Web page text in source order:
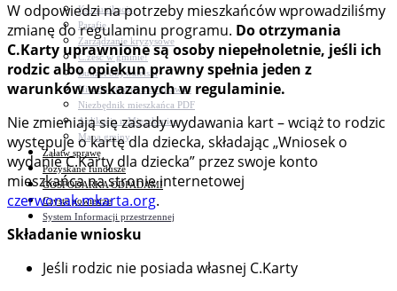
Komunikacja
Parafie
Zarządzanie kryzysowe
C.ześć w gminie!
Budżet obywatelski
Nieodpłatna pomoc prawna
Niezbędnik mieszkańca PDF
Aplikacja mMieszkaniec
Mapa gminy
Załatw sprawę
Pozyskane fundusze
GOSPODARKA ODPADAMI
Czyste powietrze
System Informacji przestrzennej
W odpowiedzi na potrzeby mieszkańców wprowadziliśmy
zmianę do regulaminu programu. Do otrzymania
C.Karty uprawnione są osoby niepełnoletnie, jeśli ich
rodzic albo opiekun prawny spełnia jeden z
warunków wskazanych w regulaminie.
Nie zmieniają się zasady wydawania kart – wciąż to rodzic
występuje o kartę dla dziecka, składając „Wniosek o
wydanie C.Karty dla dziecka” przez swoje konto
mieszkańca na stronie internetowej
czerwonak.mkarta.org.
Składanie wniosku
Jeśli rodzic nie posiada własnej C.Karty